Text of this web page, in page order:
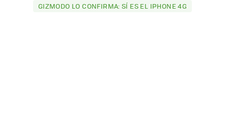
GIZMODO LO CONFIRMA: SÍ ES EL IPHONE 4G